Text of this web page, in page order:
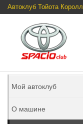
Автоклуб Тойота
Мой автоклуб
О машине